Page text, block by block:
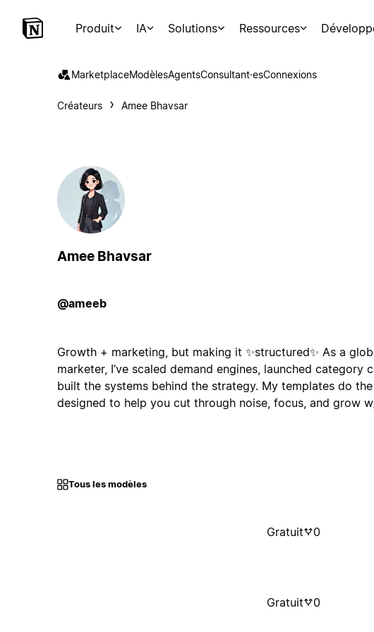
Produit IA Solutions Ressources
MarketplaceModèlesAgentsConsultant·esConnexions
Créateurs Amee Bhavsar
Amee Bhavsar
@ameeb
Growth + marketing, but making it ✨structured✨ As a
marketer, I’ve scaled demand engines, launched category
built the systems behind the strategy. My templates do
designed to help you cut through noise, focus, and grow
Tous les modèles
Gratuit 0
Gratuit 0